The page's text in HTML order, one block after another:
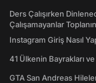
Ders Çalışırken
Çalışamayanlar
Instagram Giriş Nasıl
41 Ülkenin Bayrakları
GTA San Andreas